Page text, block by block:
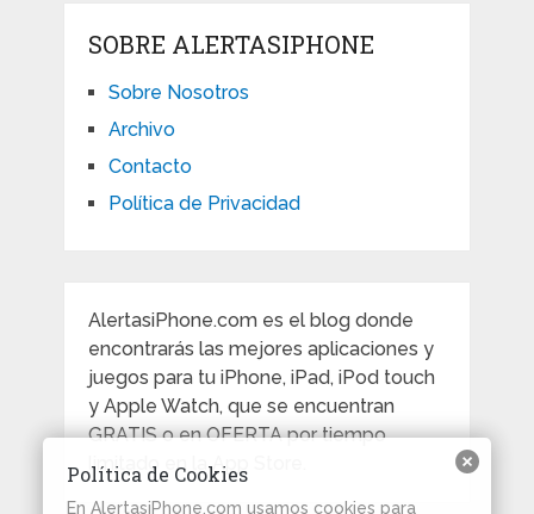
SOBRE ALERTASIPHONE
Sobre Nosotros
Archivo
Contacto
Política de Privacidad
AlertasiPhone.com es el blog donde
encontrarás las mejores aplicaciones y
juegos para tu iPhone, iPad, iPod touch
y Apple Watch, que se encuentran
GRATIS o en OFERTA por tiempo
limitado en la App Store.
Política de Cookies
En AlertasiPhone.com usamos cookies para